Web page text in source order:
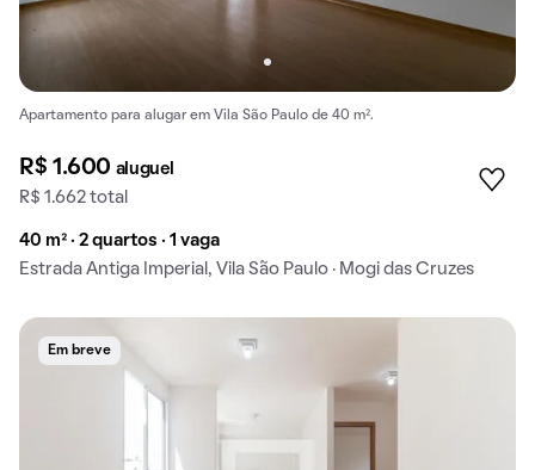
Apartamento para alugar em Vila São Paulo de 40 m².
R$ 1.600 aluguel
R$ 1.662 total
40 m² · 2 quartos · 1 vaga
Estrada Antiga Imperial, Vila São Paulo · Mogi das Cruzes
Em breve